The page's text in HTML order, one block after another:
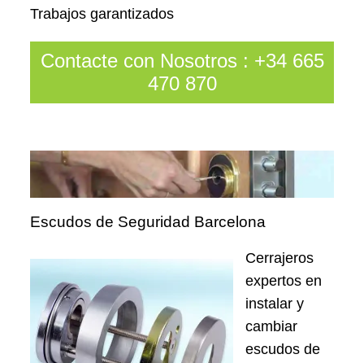
Trabajos garantizados
Contacte con Nosotros : +34 665
470 870
Escudos de Seguridad Barcelona
Cerrajeros
expertos en
instalar y
cambiar
escudos de